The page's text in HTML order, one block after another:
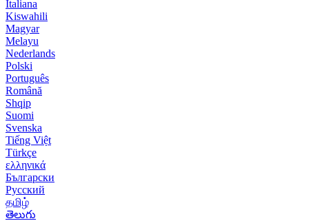
Italiana
Kiswahili
Magyar
Melayu
Nederlands
Polski
Português
Română
Shqip
Suomi
Svenska
Tiếng Việt
Türkçe
ελληνικά
Български
Русский
தமிழ்
తెలుగు